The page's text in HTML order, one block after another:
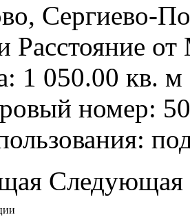
Сергиево-
Расстояние
1 050.00 кв.
номер:
Следующая